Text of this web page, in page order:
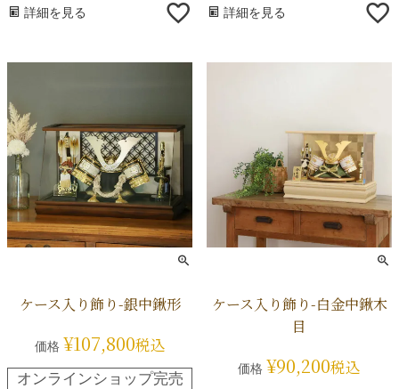
詳細を見る 詳細を見る
ケース入り飾り-銀中鍬形
価格 ¥107,800税込
オンラインショップ完売
ケース入り飾り-白金中鍬木
目
価格 ¥90,200税込